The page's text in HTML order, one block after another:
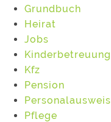
Grundbuch
Heirat
Jobs
Kinderbetreuung
Kfz
Pension
Personalausweis
Pflege